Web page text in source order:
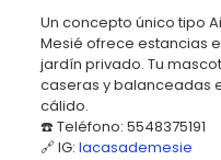
Un concepto único tipo
Mesié ofrece estancias
jardín privado. Tu
caseras y balanceadas
cálido.
☎️ Teléfono: 5548375191
🔗 IG: lacasademesie